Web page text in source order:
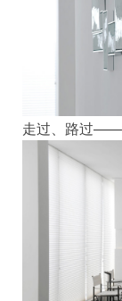
走过、路过——